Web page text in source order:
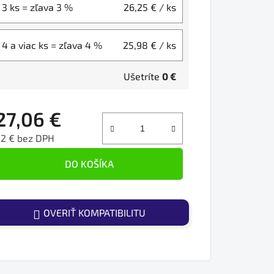
3 ks = zľava 3 % 26,25 € / ks
4 a viac ks = zľava 4 % 25,98 € / ks
Ušetríte 0 €
€
€ bez DPH
DO KOŠÍKA
OVERIŤ KOMPATIBILITU